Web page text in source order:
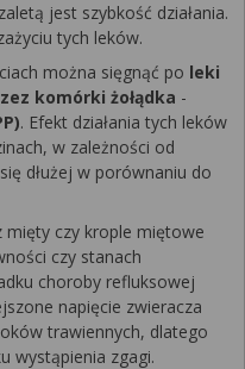
jest szybkość działania.
tych leków.
można sięgnąć po leki
komórki żołądka -
. Efekt działania tych leków
w zależności od
dłużej w porównaniu do
mięty czy krople miętowe
czy stanach
choroby refluksowej
napięcie zwieracza
trawiennych, dlatego
wystąpienia zgagi.